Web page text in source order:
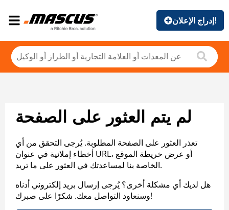
إدراج الإعلان!
لم يتم العثور على الصفحة
تعذر العثور على الصفحة المطلوبة. يُرجى التحقق من أي
أخطاء إملائية في عنوان URL، أو عرض خريطة الموقع
الخاصة بنا لمساعدتك في العثور على ما تريد.
هل لديك أي مشكلة أخرى؟ يُرجى إرسال بريد إلكتروني أدناه
وسنعاود التواصل معك. شكرًا على صبرك!